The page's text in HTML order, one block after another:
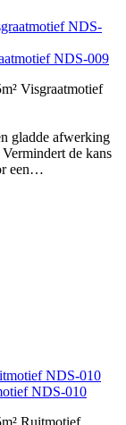
NDS-009
Visgraatmotief
gladde afwerking
de kans
een…
NDS-010